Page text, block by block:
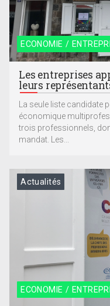
ECONOMIE /
Les entreprises
leurs
La seule liste candidate
économique
trois professionnels,
mandat. Les...
ECONOMIE /
Actualités